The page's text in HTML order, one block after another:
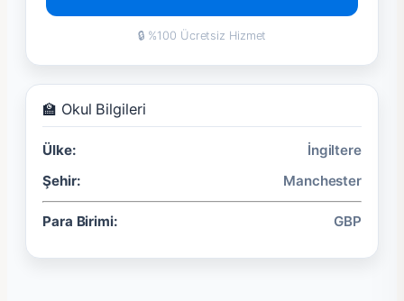
🔒 %100 Ücretsiz Hizmet
🏫 Okul Bilgileri
Ülke:
İngiltere
Şehir:
Manchester
Para Birimi: GBP